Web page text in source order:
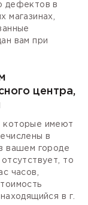
дефектов в
магазинах,
вам при
центра,
которые имеют
в
вашем городе
то
часов,
в г.